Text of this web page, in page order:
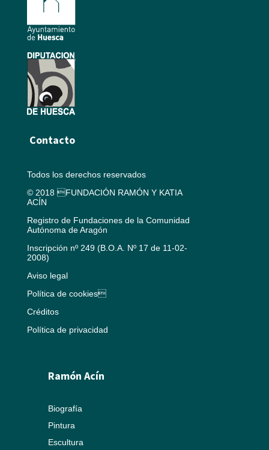
Contacto
Todos los derechos reservados
© 2018 FUNDACIÓN RAMÓN Y KATIA
ACÍN
Registro de Fundaciones de la Comunidad
Autónoma de Aragón
Inscripción nº 249 (B.O.A. Nº 17 de 11-02-
2008)
Aviso legal
Política de cookies
Créditos
Política de privacidad
Ramón Acín
Biografía
Pintura
Escultura